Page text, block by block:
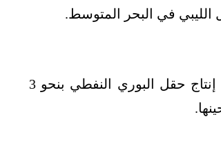
أعلنت شركة مليتة للنفط والغاز، في يونيو/حزيران الماضي، زيادة إنتاج حقل البوري النفطي بنحو 3